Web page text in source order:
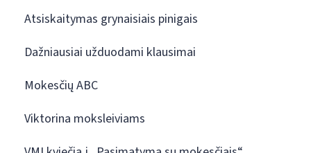
Atsiskaitymas grynaisiais pinigais
Dažniausiai užduodami klausimai
Mokesčių ABC
Viktorina moksleiviams